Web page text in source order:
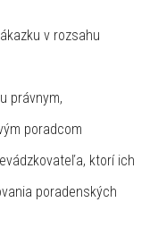
v rozsahu
právnym,
poradcom
ktorí ich
poradenských